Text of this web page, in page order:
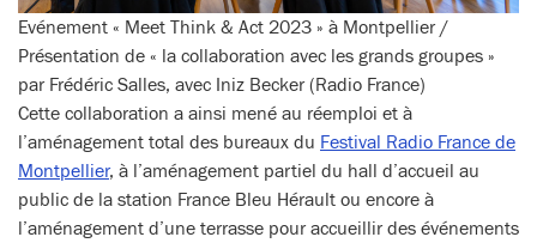
Evénement « Meet Think & Act 2023 » à Montpellier /
Présentation de « la collaboration avec les grands groupes »
par Frédéric Salles, avec Iniz Becker (Radio France)
Cette collaboration a ainsi mené au réemploi et à
l’aménagement total des bureaux du Festival Radio France de
Montpellier, à l’aménagement partiel du hall d’accueil au
public de la station France Bleu Hérault ou encore à
l’aménagement d’une terrasse pour accueillir des événements